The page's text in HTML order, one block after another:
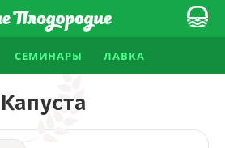
СЕМИНАРЫ ЛАВКА
Капуста